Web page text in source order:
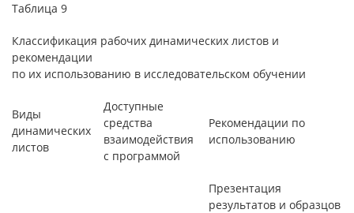
Таблица 9
Классификация рабочих динамических листов и
рекомендации
по их использованию в исследовательском обучении
Виды
динамических
листов
Доступные
средства
взаимодействия
с программой
Рекомендации по
использованию
Презентация
результатов и образцов